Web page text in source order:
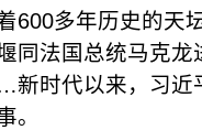
600多年历史的天
同法国总统马克
时代以来，习近
。